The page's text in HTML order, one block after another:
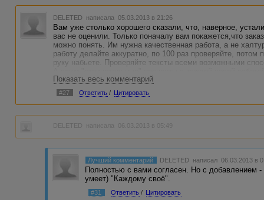
DELETED написала 05.03.2013 в 21:26
Вам уже столько хорошего сказали, что, наверное,
вас не оценили. Только поначалу вам покажется,что
можно понять. Им нужна качественная работа, а не
работу делайте аккуратно, по 100 раз проверяйте,
руку набьете. Проверяйте тексты всеми возможными
Показать весь комментарий
#27 Ответить / Цитировать
DELETED написала 06.03.2013 в 05:49
Лучший комментарий DELETED написал 06.03.2013 в
Полностью с вами согласен. Но с добавлением -
умеет) "Каждому своё".
#31 Ответить / Цитировать